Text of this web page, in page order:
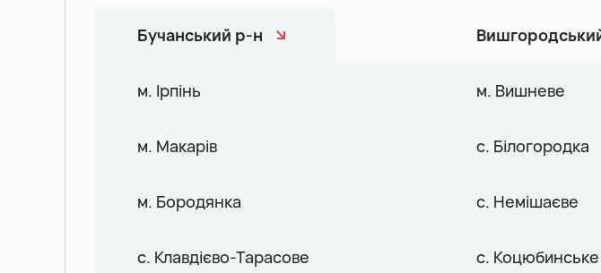
Бучанський р-н
м. Ірпінь м. Вишневе
м. Макарів с. Білогородка
м. Бородянка с. Немішаєве
с. Клавдієво-Тарасове с. Коцюбинське